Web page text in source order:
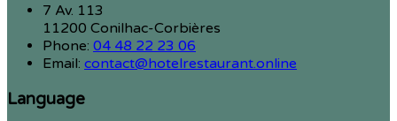
7 Av. 113
11200 Conilhac-Corbières
Phone: 04 48 22 23 06
Email: contact@hotelrestaurant.online
Language